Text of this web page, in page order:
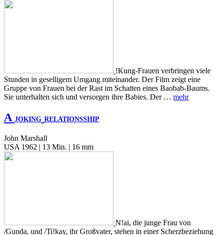
!Kung-Frauen verbringen viele
Stunden in geselligem Umgang miteinander. Der Film zeigt eine
Gruppe von Frauen bei der Rast im Schatten eines Baobab-Baums.
Sie unterhalten sich und versorgen ihre Babies. Der … mehr
A JOKING RELATIONSSHIP
John Marshall
USA 1962 | 13 Min. | 16 mm
N!ai, die junge Frau von
/Gunda, und /Ti!kay, ihr Großvater, stehen in einer Scherzbeziehung